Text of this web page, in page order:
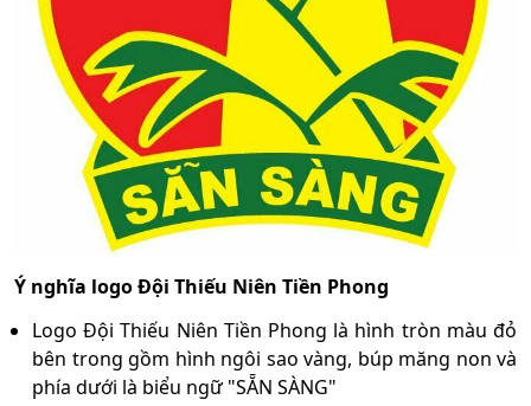
Ý nghĩa logo Đội Thiếu Niên Tiền Phong
Logo Đội Thiếu Niên Tiền Phong là hình tròn màu đỏ
bên trong gồm hình ngôi sao vàng, búp măng non và
phía dưới là biểu ngữ "SẴN SÀNG"